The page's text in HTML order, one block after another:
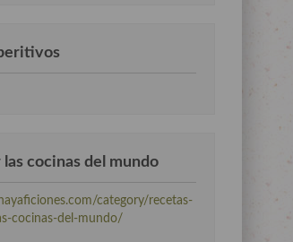
cocinas del mundo
category/recetas-
cocinas-del-mundo/